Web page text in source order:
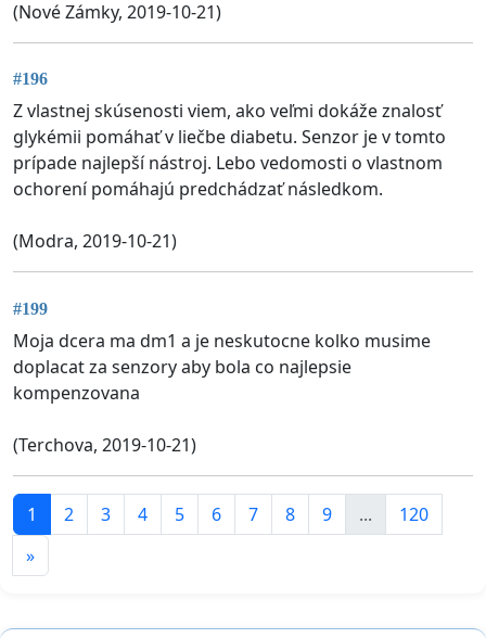
(Nové Zámky, 2019-10-21)
#196
Z vlastnej skúsenosti viem, ako veľmi dokáže znalosť
glykémii pomáhať v liečbe diabetu. Senzor je v tomto
prípade najlepší nástroj. Lebo vedomosti o vlastnom
ochorení pomáhajú predchádzať následkom.
(Modra, 2019-10-21)
#199
Moja dcera ma dm1 a je neskutocne kolko musime
doplacat za senzory aby bola co najlepsie
kompenzovana
(Terchova, 2019-10-21)
1 2 3 4 5 6 7 8 9 ...
120
»